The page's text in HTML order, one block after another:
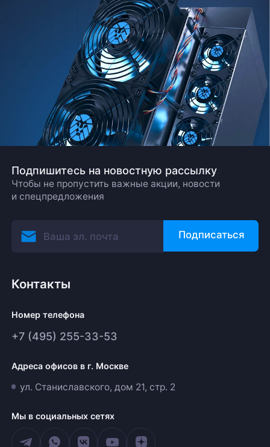
Подпишитесь на новостную рассылку
Чтобы не пропустить важные акции, новости
и спецпредложения
Подписаться
Контакты
Номер телефона
+7 (495) 255-33-53
Адреса офисов в г. Москве
ул. Станиславского, дом 21, стр. 2
Мы в социальных сетях